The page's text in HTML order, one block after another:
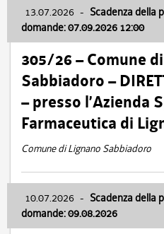
13.07.2026 - Scadenza della
domande: 07.09.2026 12:00
305/26 – Comune
Sabbiadoro –
– presso l’Azienda
Farmaceutica di
Comune di Lignano Sabbiadoro
10.07.2026 - Scadenza della
domande: 09.08.2026